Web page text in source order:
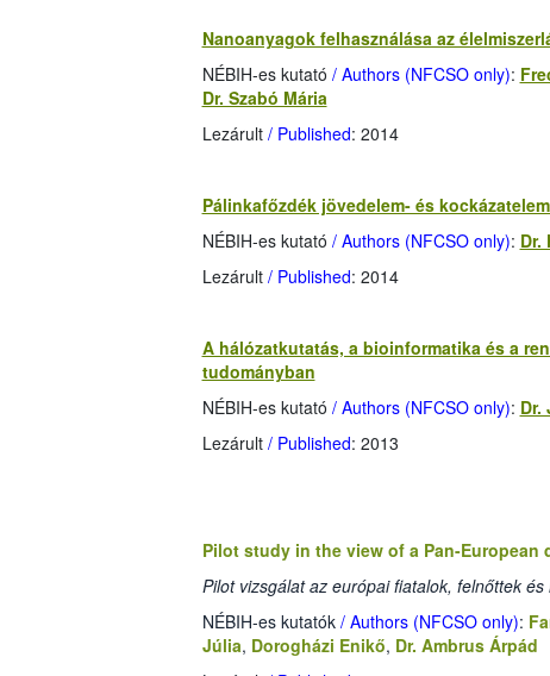
Nanoanyagok felhasználása az
NÉBIH-es kutató / Authors (NFCSO only):
Dr. Szabó Mária
Lezárult / Published: 2014
Pálinkafőzdék jövedelem- és
NÉBIH-es kutató / Authors (NFCSO only): Dr.
Lezárult / Published: 2014
A hálózatkutatás, a bioinformatika és a
tudományban
NÉBIH-es kutató / Authors (NFCSO only): Dr.
Lezárult / Published: 2013
Pilot study in the view of a Pan-
Pilot vizsgálat az európai fiatalok, felnőttek
NÉBIH-es kutatók / Authors (NFCSO only):
Júlia, Dorogházi Enikő, Dr. Ambrus Árpád